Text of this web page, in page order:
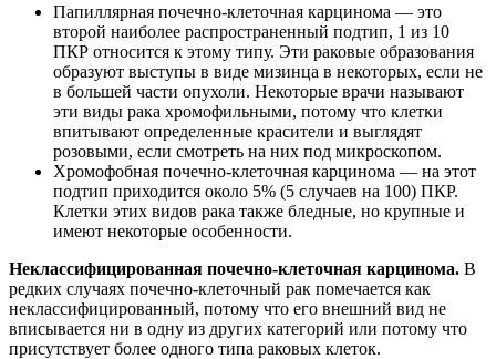
Папиллярная почечно-клеточная карцинома — это
второй наиболее распространенный подтип, 1 из 10
ПКР относится к этому типу. Эти раковые образования
образуют выступы в виде мизинца в некоторых, если не
в большей части опухоли. Некоторые врачи называют
эти виды рака хромофильными, потому что клетки
впитывают определенные красители и выглядят
розовыми, если смотреть на них под микроскопом.
Хромофобная почечно-клеточная карцинома — на этот
подтип приходится около 5% (5 случаев на 100) ПКР.
Клетки этих видов рака также бледные, но крупные и
имеют некоторые особенности.
Неклассифицированная почечно-клеточная карцинома. В
редких случаях почечно-клеточный рак помечается как
неклассифицированный, потому что его внешний вид не
вписывается ни в одну из других категорий или потому что
присутствует более одного типа раковых клеток.